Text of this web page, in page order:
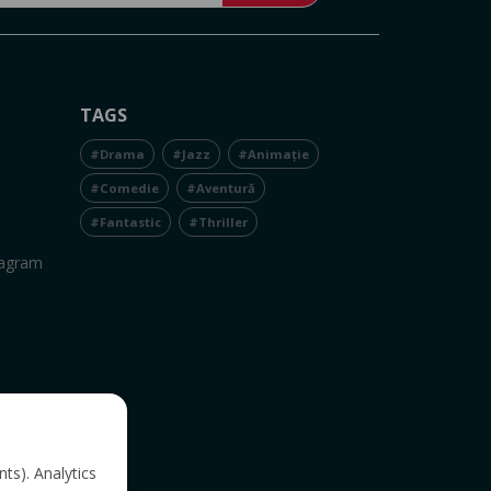
TAGS
#Drama #Jazz #Animație
#Comedie #Aventură
#Fantastic #Thriller
Analytics